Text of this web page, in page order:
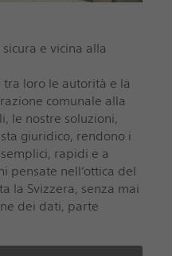
e vicina alla
loro le autorità e la
comunale alla
le nostre soluzioni,
giuridico, rendono i
rapidi e a
pensate nell’ottica del
la Svizzera, senza mai
dei dati, parte